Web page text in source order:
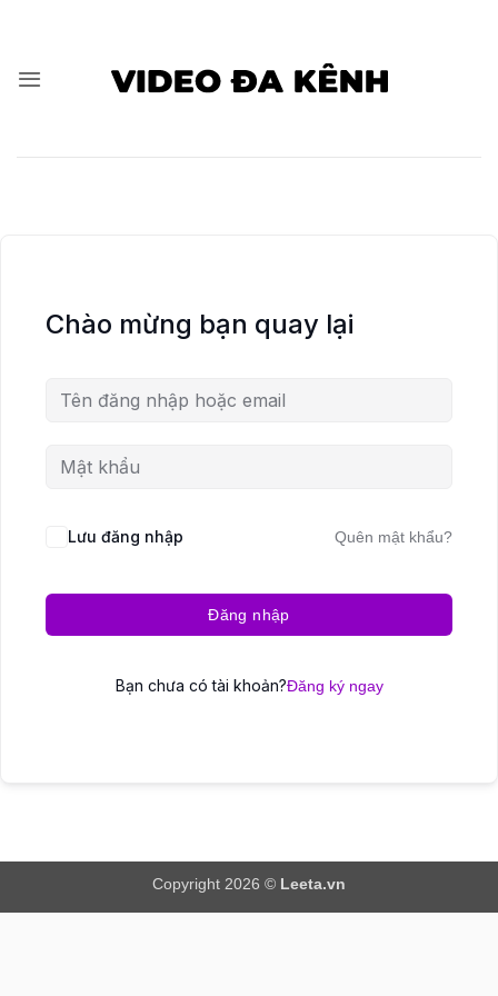
dung
Chào mừng bạn quay lại
Lưu đăng nhập Quên mật khẩu?
Đăng nhập
Bạn chưa có tài khoản?Đăng ký ngay
Copyright 2026 © Leeta.vn